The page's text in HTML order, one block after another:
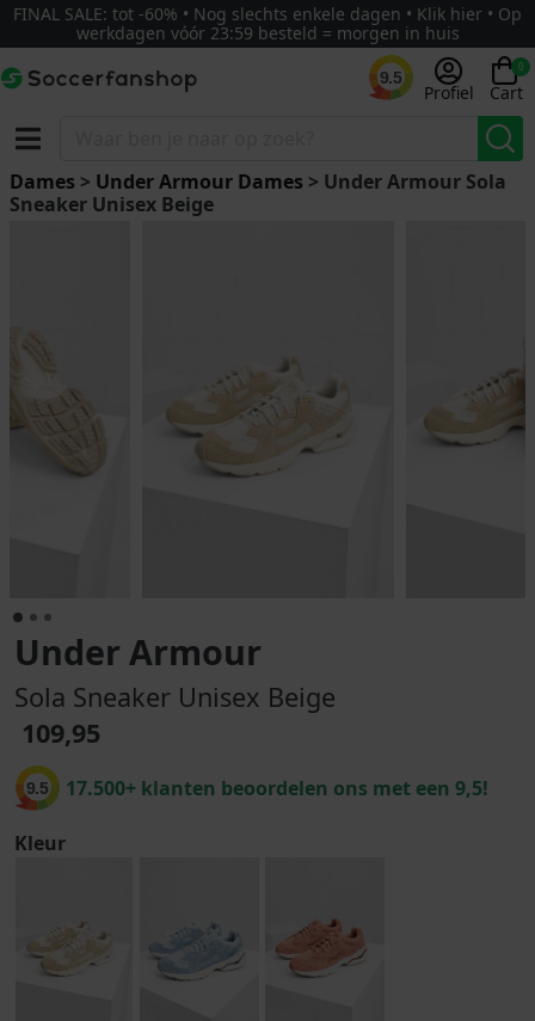
FINAL SALE: tot -60% • Nog slechts enkele dagen • Klik hier • Op
werkdagen vóór 23:59 besteld = morgen in huis
9.5
Profiel
0
Cart
Dames > Under Armour Dames > Under Armour Sola
Sneaker Unisex Beige
Under Armour
Sola Sneaker Unisex Beige
109,95
9.5 17.500+ klanten beoordelen ons met een 9,5!
Kleur